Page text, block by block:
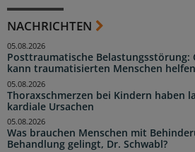
NACHRICHTEN
Posttraumatische Belastungsstörung:
kann traumatisierten Menschen helfen
05.08.2026
Thoraxschmerzen bei Kindern haben
kardiale Ursachen
05.08.2026
Was brauchen Menschen mit
Behandlung gelingt, Dr. Schwabl?
05.08.2026